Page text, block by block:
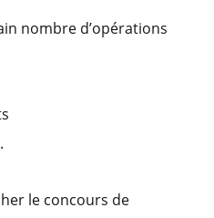
nombre d’opérations
le concours de